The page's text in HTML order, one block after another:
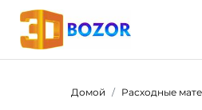
Домой Расходные